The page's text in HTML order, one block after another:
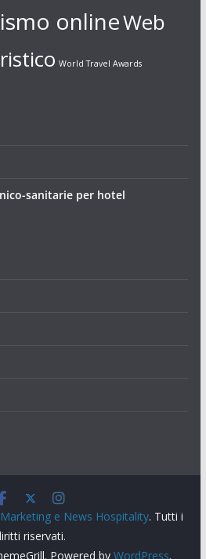
onlineWeb
World Travel Awards
sanitarie per hotel
e News Hospitality. Tutti i
riservati.
Powered by WordPress.